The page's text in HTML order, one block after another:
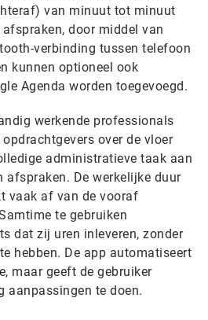
van minuut tot minuut
door middel van
verbinding tussen telefoon
kunnen optioneel ook
Agenda worden toegevoegd.
werkende professionals
over de vloer
administratieve taak aan
afspraken. De werkelijke duur
vaak af van de vooraf
te gebruiken
dat zij uren inleveren, zonder
hebben. De app automatiseert
maar geeft de gebruiker
aanpassingen te doen.